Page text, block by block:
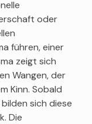
oder
führen, einer
zeigt sich
Wangen, der
Kinn. Sobald
sich diese
Die